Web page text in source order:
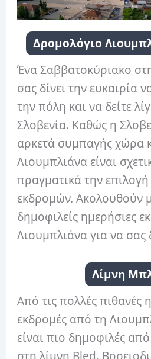
Δρομολόγιο
Ένα Σαββατοκύριακο
σας δίνει την ευκαιρία
την πόλη και να δείτε
Σλοβενία. Καθώς η
αρκετά συμπαγής χώρα
Λιουμπλιάνα είναι
πραγματικά την
εκδρομών. Ακολουθούν
δημοφιλείς ημερήσιες
Λιουμπλιάνα για να σας
Λίμνη
Από τις πολλές πιθανές
εκδρομές από τη
είναι πιο δημοφιλές